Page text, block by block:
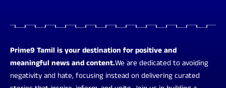
Prime9 Tamil is your destination for positive and
meaningful news and content.We are dedicated to avoiding
negativity and hate, focusing instead on delivering curated